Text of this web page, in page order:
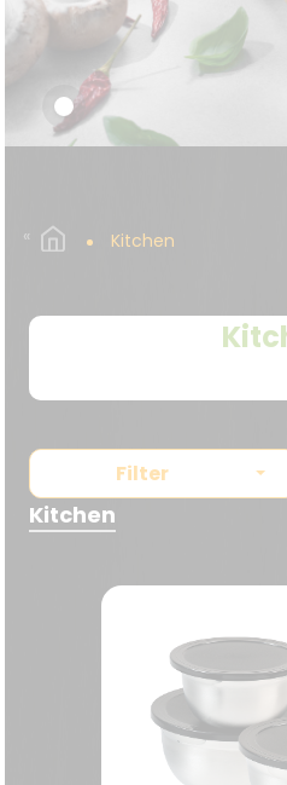
Kitchen
Filter
Kitchen